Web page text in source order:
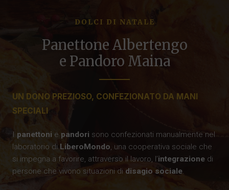
DOLCI DI NATALE
Panettone Albertengo
e Pandoro Maina
UN DONO PREZIOSO, CONFEZIONATO DA MANI
SPECIALI
I panettoni e pandori sono confezionati manualmente nel
laboratorio di LiberoMondo, una cooperativa sociale che
si impegna a favorire, attraverso il lavoro, l’integrazione di
persone che vivono situazioni di disagio sociale.